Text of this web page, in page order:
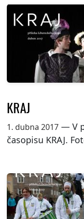
KRAJ
1. dubna 2017— V
časopisu KRAJ.